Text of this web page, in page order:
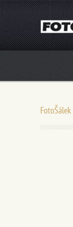
FotoŠálek